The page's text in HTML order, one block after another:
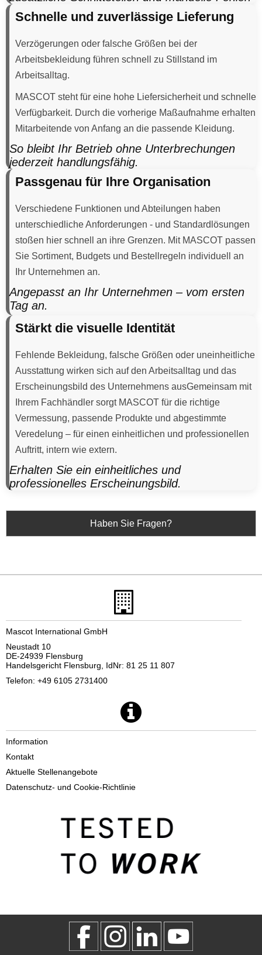
Schnelle und zuverlässige Lieferung
Verzögerungen oder falsche Größen bei der
Arbeitsbekleidung führen schnell zu Stillstand im
Arbeitsalltag.
MASCOT steht für eine hohe Liefersicherheit und schnelle
Verfügbarkeit. Durch die vorherige Maßaufnahme erhalten
Mitarbeitende von Anfang an die passende Kleidung.
So bleibt Ihr Betrieb ohne Unterbrechungen
jederzeit handlungsfähig.
Passgenau für Ihre Organisation
Verschiedene Funktionen und Abteilungen haben
unterschiedliche Anforderungen - und Standardlösungen
stoßen hier schnell an ihre Grenzen. Mit MASCOT passen
Sie Sortiment, Budgets und Bestellregeln individuell an
Ihr Unternehmen an.
Angepasst an Ihr Unternehmen – vom ersten
Tag an.
Stärkt die visuelle Identität
Fehlende Bekleidung, falsche Größen oder uneinheitliche
Ausstattung wirken sich auf den Arbeitsalltag und das
Erscheinungsbild des Unternehmens ausGemeinsam mit
Ihrem Fachhändler sorgt MASCOT für die richtige
Vermessung, passende Produkte und abgestimmte
Veredelung – für einen einheitlichen und professionellen
Auftritt, intern wie extern.
Erhalten Sie ein einheitliches und
professionelles Erscheinungsbild.
Haben Sie Fragen?
Mascot International GmbH
Neustadt 10
DE-24939 Flensburg
Handelsgericht Flensburg, IdNr: 81 25 11 807
Telefon: +49 6105 2731400
Information
Kontakt
Aktuelle Stellenangebote
Datenschutz- und Cookie-Richtlinie